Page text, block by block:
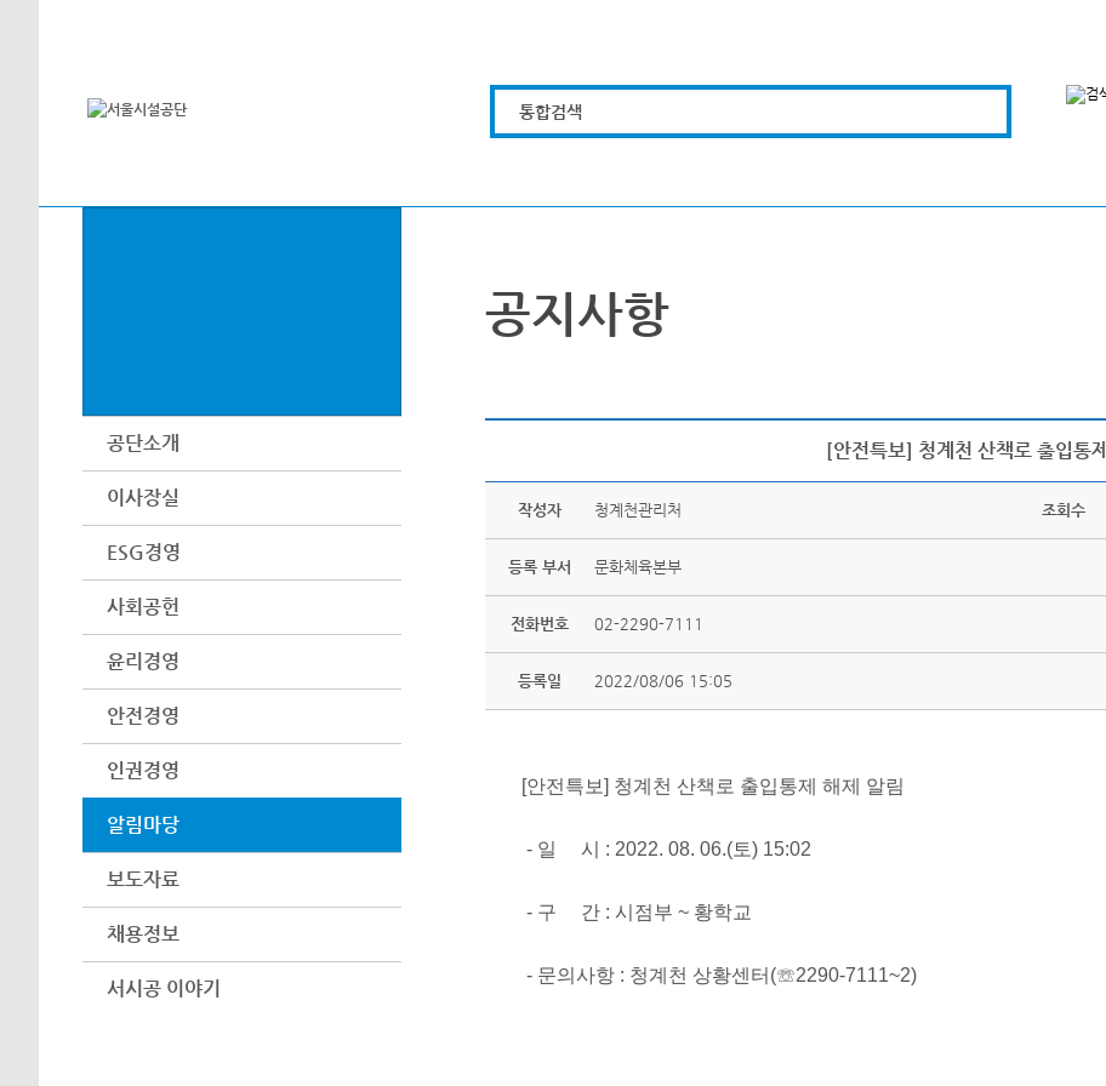
통합검색
공단소개
이사장실
ESG경영
사회공헌
윤리경영
안전경영
인권경영
알림마당
보도자료
채용정보
서시공 이야기
공지사항
[안전특보] 청계천 산책로 출입통
작성자 청계천관리처 조회수
등록 부서 문화체육본부
전화번호 02-2290-7111
등록일 2022/08/06 15:05
[안전특보] 청계천 산책로 출입통제 해제 알림
- 일 시 : 2022. 08. 06.(토) 15:02
- 구 간 : 시점부 ~ 황학교
- 문의사항 : 청계천 상황센터(☏2290-7111~2)